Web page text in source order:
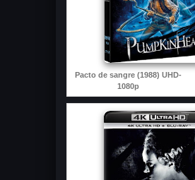
Pacto de sangre (1988) UHD-
1080p